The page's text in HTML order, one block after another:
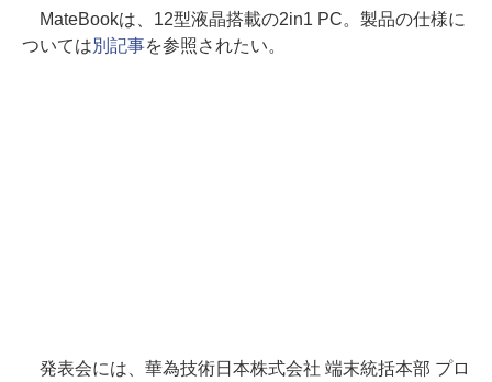
MateBookは、12型液晶搭載の2in1 PC。製品の仕様に
ついては別記事を参照されたい。
発表会には、華為技術日本株式会社 端末統括本部 プロ